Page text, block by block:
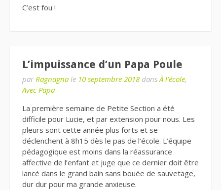
C’est fou !
L’impuissance d’un Papa Poule
par Ragnagna le 10 septembre 2018 dansÀ l'école,
Avec Papa
La première semaine de Petite Section a été
difficile pour Lucie, et par extension pour nous. Les
pleurs sont cette année plus forts et se
déclenchent à 8h15 dès le pas de l’école. L’équipe
pédagogique est moins dans la réassurance
affective de l’enfant et juge que ce dernier doit être
lancé dans le grand bain sans bouée de sauvetage,
dur dur pour ma grande anxieuse.